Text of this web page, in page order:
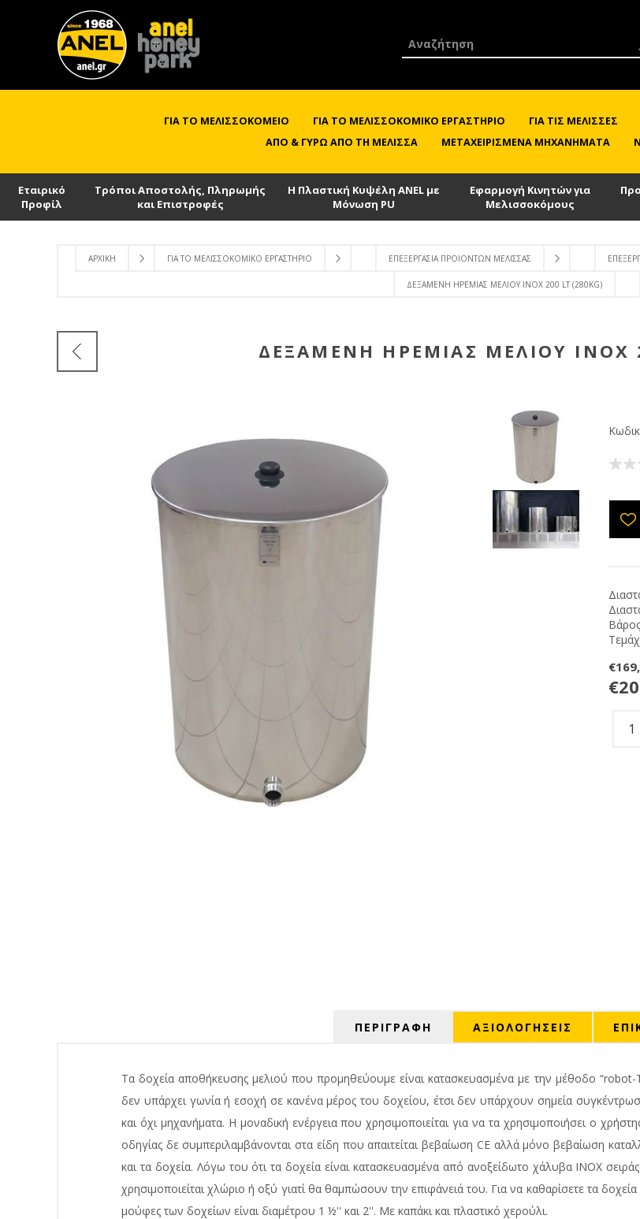
ΓΙΑ ΤΟ ΜΕΛΙΣΣΟΚΟΜΕΊΟ ΓΙΑ ΤΟ ΜΕΛΙΣΣΟΚΟΜΙΚΌ ΕΡΓΑΣΤΉΡΙΟ ΓΙΑ ΤΙΣ ΜΈΛΙΣΣΕΣ
ΑΠΌ & ΓΎΡΩ ΑΠΌ ΤΗ ΜΈΛΙΣΣΑ
ΜΕΤΑΧΕΙΡΙΣΜΈΝΑ ΜΗΧΑΝΉΜΑΤΑ
Εταιρικό
Προφίλ
Τρόποι Αποστολής, Πληρωμής
και Επιστροφές
Η Πλαστική Κυψέλη ANEL με
Μόνωση PU
Εφαρμογή Κινητών για
Μελισσοκόμους
ΑΡΧΙΚΉ ΓΙΑ ΤΟ ΜΕΛΙΣΣΟΚΟΜΙΚΌ ΕΡΓΑΣΤΉΡΙΟ ΕΠΕΞΕΡΓΑΣΊΑ ΠΡΟΙΌΝΤΩΝ ΜΈΛΙΣΣΑΣ
ΔΕΞΑΜΕΝΉ ΗΡΕΜΊΑΣ ΜΕΛΙΟΎ ΙΝΟΧ 200 LT (280KG)
ΔΕΞΑΜΕΝΉ ΗΡΕΜΊΑΣ ΜΕΛΙΟΎ ΙΝΟΧ
ΠΕΡΙΓΡΑΦΗ ΑΞΙΟΛΟΓΉΣΕΙΣ
Τα δοχεία αποθήκευσης μελιού που προμηθεύουμε είναι κατασκευασμένα με την μέθοδο
δεν υπάρχει γωνία ή εσοχή σε κανένα μέρος του δοχείου, έτσι δεν υπάρχουν σημεία
και όχι μηχανήματα. Η μοναδική ενέργεια που χρησιμοποιείται για να τα χρησιμοποιήσει ο
οδηγίας δε συμπεριλαμβάνονται στα είδη που απαιτείται βεβαίωση CΕ αλλά μόνο βεβαίωση
και τα δοχεία. Λόγω του ότι τα δοχεία είναι κατασκευασμένα από ανοξείδωτο χάλυβα ΙΝΟΧ
χρησιμοποιείται χλώριο ή οξύ γιατί θα θαμπώσουν την επιφάνειά του. Για να καθαρίσετε τα
μούφες των δοχείων είναι διαμέτρου 1 ½'' και 2''. Με καπάκι και πλαστικό χερούλι.